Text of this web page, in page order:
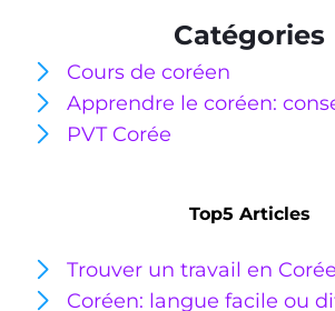
Catégories
Cours de coréen
Apprendre le coréen:
PVT Corée
Top5 Articles
Trouver un travail en Corée
Coréen: langue facile ou